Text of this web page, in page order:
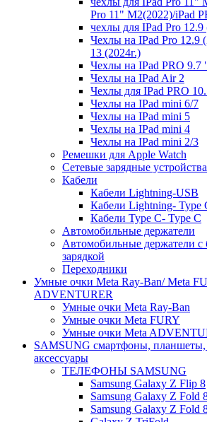
Pro 11" М2(2022)/iPad
чехлы для IPad Pro 12.9
Чехлы на IPad Pro 12.9
13 (2024г.)
Чехлы на IPad PRO 9.7
Чехлы на IPad Air 2
Чехлы для IPad PRO
Чехлы на IPad mini 6/7
Чехлы на IPad mini 5
Чехлы на IPad mini 4
Чехлы на IPad mini 2/3
Ремешки для Apple Watch
Сетевые зарядные устройства
Кабели
Кабели Lightning-USB
Кабели Lightning- Type
Кабели Type C- Type C
Автомобильные держатели
Автомобильные держатели с
зарядкой
Переходники
Умные очки Meta Ray-Ban/ Meta
ADVENTURER
Умные очки Meta Ray-Ban
Умные очки Meta FURY
Умные очки Meta
SAMSUNG cмартфоны,
аксессуары
ТЕЛЕФОНЫ SAMSUNG
Samsung Galaxy Z Flip 8
Samsung Galaxy Z Fold
Samsung Galaxy Z Fold